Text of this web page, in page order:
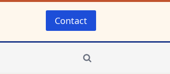
Contact